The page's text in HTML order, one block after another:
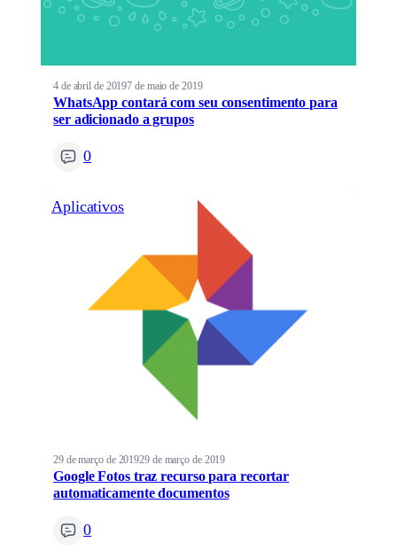
4 de abril de 20197 de maio de 2019
WhatsApp contará com seu consentimento para
ser adicionado a grupos
0
Aplicativos
29 de março de 201929 de março de 2019
Google Fotos traz recurso para recortar
automaticamente documentos
0